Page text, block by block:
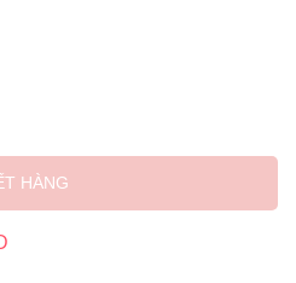
HÀNG